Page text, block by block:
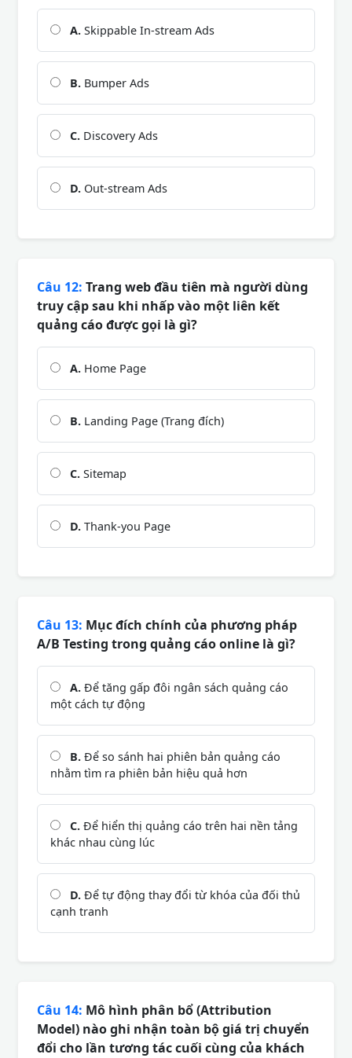
A. Skippable In-stream Ads
B. Bumper Ads
C. Discovery Ads
D. Out-stream Ads
Câu 12: Trang web đầu tiên mà người dùng
truy cập sau khi nhấp vào một liên kết
quảng cáo được gọi là gì?
A. Home Page
B. Landing Page (Trang đích)
C. Sitemap
D. Thank-you Page
Câu 13: Mục đích chính của phương pháp
A/B Testing trong quảng cáo online là gì?
A. Để tăng gấp đôi ngân sách quảng cáo
một cách tự động
B. Để so sánh hai phiên bản quảng cáo
nhằm tìm ra phiên bản hiệu quả hơn
C. Để hiển thị quảng cáo trên hai nền tảng
khác nhau cùng lúc
D. Để tự động thay đổi từ khóa của đối thủ
cạnh tranh
Câu 14: Mô hình phân bổ (Attribution
Model) nào ghi nhận toàn bộ giá trị chuyển
đổi cho lần tương tác cuối cùng của khách